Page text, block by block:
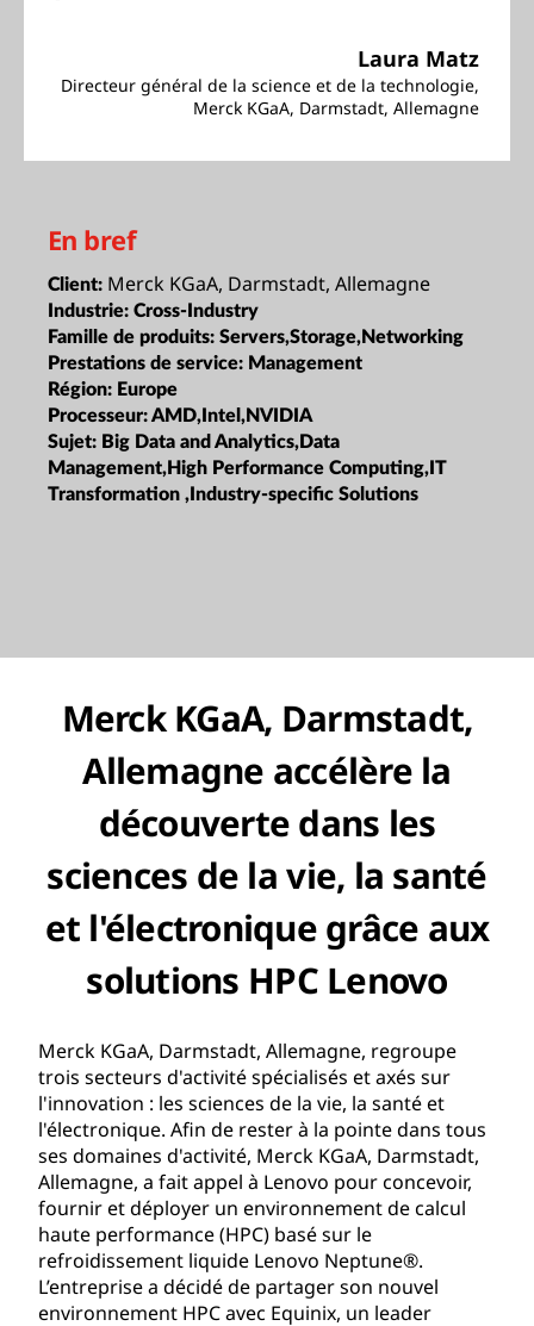
Laura Matz
Directeur général de la science et de la technologie,
Merck KGaA, Darmstadt, Allemagne
En bref
Client: Merck KGaA, Darmstadt, Allemagne
Industrie: Cross-Industry
Famille de produits: Servers,Storage,Networking
Prestations de service: Management
Région: Europe
Processeur:AMD,Intel,NVIDIA
Sujet: Big Data and Analytics,Data
Management,High Performance Computing,IT
Transformation ,Industry-specific Solutions
Merck KGaA, Darmstadt,
Allemagne accélère la
découverte dans les
sciences de la vie, la santé
et l'électronique grâce aux
solutions HPC Lenovo
Merck KGaA, Darmstadt, Allemagne, regroupe
trois secteurs d'activité spécialisés et axés sur
l'innovation : les sciences de la vie, la santé et
l'électronique. Afin de rester à la pointe dans tous
ses domaines d'activité, Merck KGaA, Darmstadt,
Allemagne, a fait appel à Lenovo pour concevoir,
fournir et déployer un environnement de calcul
haute performance (HPC) basé sur le
refroidissement liquide Lenovo Neptune®.
L’entreprise a décidé de partager son nouvel
environnement HPC avec Equinix, un leader